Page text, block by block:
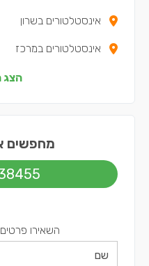
אינסטלטורים בשרון
אינסטלטורים במרכז
אינסטלטורים בצפון
אינסטלטורים בדרום
אינסטלטורים בתל אביב
הצג
מחפשים
השאירו פרטים